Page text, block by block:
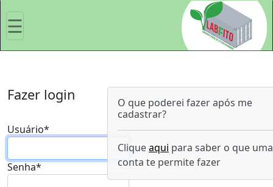
Fazer
Início
Herbário
de
☰
Fazer login
Usuário*
Senha*
O que poderei fazer após me
cadastrar?
Cliqueaqui para saber o que uma
conta te permite fazer